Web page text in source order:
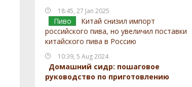
18:45, 27 Jan 2025
Пиво
Китай снизил импорт
российского пива, но увеличил поставки
китайского пива в Россию
10:39, 5 Aug 2024
Домашний сидр: пошаговое
руководство по приготовлению